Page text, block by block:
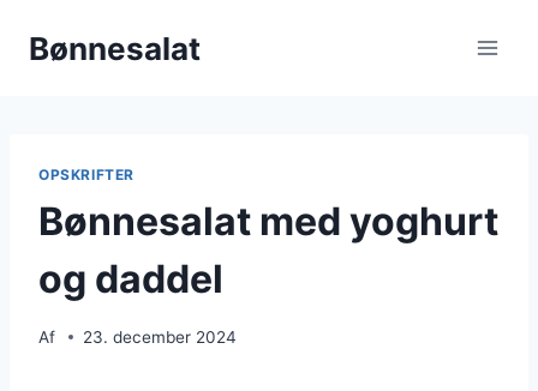
Bønnesalat
OPSKRIFTER
Bønnesalat med yoghurt
og daddel
Af 23. december 2024